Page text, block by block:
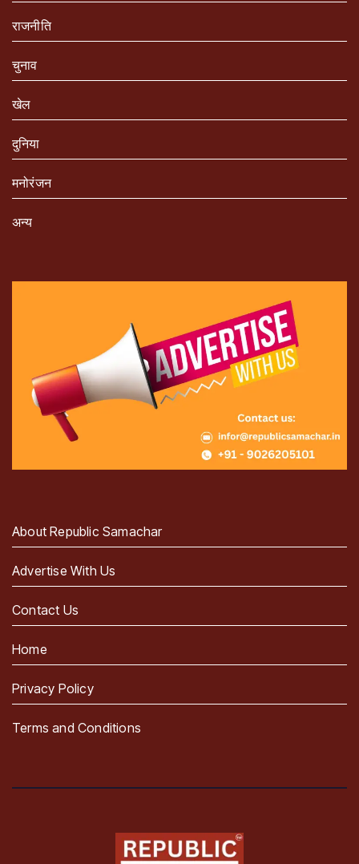
राजनीति
चुनाव
खेल
दुनिया
मनोरंजन
अन्य
About Republic Samachar
Advertise With Us
Contact Us
Home
Privacy Policy
Terms and Conditions